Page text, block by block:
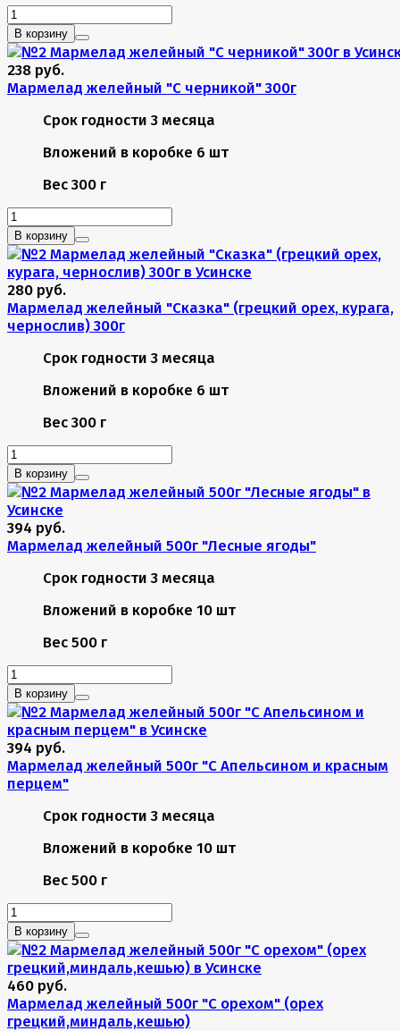
В корзину
238 руб.
Мармелад желейный "С черникой" 300г
Срок годности 3 месяца
Вложений в коробке 6 шт
Вес 300 г
В корзину
280 руб.
Мармелад желейный "Сказка" (грецкий орех, курага,
чернослив) 300г
Срок годности 3 месяца
Вложений в коробке 6 шт
Вес 300 г
В корзину
394 руб.
Мармелад желейный 500г "Лесные ягоды"
Срок годности 3 месяца
Вложений в коробке 10 шт
Вес 500 г
В корзину
394 руб.
Мармелад желейный 500г "С Апельсином и красным
перцем"
Срок годности 3 месяца
Вложений в коробке 10 шт
Вес 500 г
В корзину
460 руб.
Мармелад желейный 500г "С орехом" (орех
грецкий,миндаль,кешью)